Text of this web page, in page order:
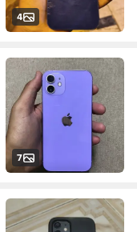
4
7